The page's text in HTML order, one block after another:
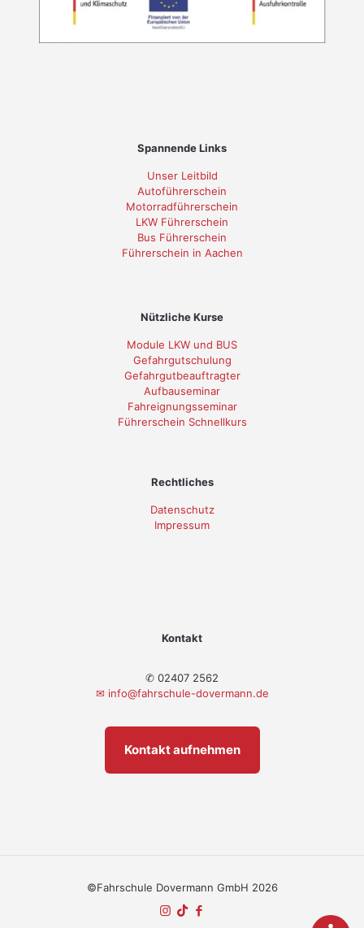
Spannende Links
Unser Leitbild
Autoführerschein
Motorradführerschein
LKW Führerschein
Bus Führerschein
Führerschein in Aachen
Nützliche Kurse
Module LKW und BUS
Gefahrgutschulung
Gefahrgutbeauftragter
Aufbauseminar
Fahreignungsseminar
Führerschein Schnellkurs
Rechtliches
Datenschutz
Impressum
Kontakt
✆ 02407 2562
✉ info@fahrschule-dovermann.de
Kontakt aufnehmen
©Fahrschule Dovermann GmbH 2026